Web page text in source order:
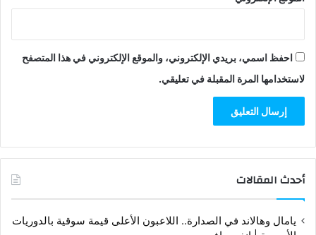
احفظ اسمي، بريدي الإلكتروني، والموقع الإلكتروني في هذا المتصفح
لاستخدامها المرة المقبلة في تعليقي.
أحدث المقالات
يامال وهالاند في الصدارة.. اللاعبون الأعلى قيمة سوقية بالدوريات